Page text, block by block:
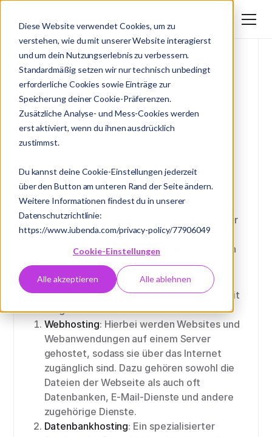
Diese Website verwendet Cookies, um zu
verstehen, wie du mit unserer Website interagierst
und um dein Nutzungserlebnis zu verbessern.
Standardmäßig setzen wir nur technisch unbedingt
erforderliche Cookies sowie Einträge zur
Speicherung deiner Cookie-Präferenzen.
Zusätzliche Analyse- und Mess-Cookies werden
erst aktiviert, wenn du ihnen ausdrücklich
zustimmst.
Du kannst deine Cookie-Einstellungen jederzeit
über den Button am unteren Rand der Seite ändern.
Weitere Informationen findest du in unserer
Datenschutzrichtlinie:
https://www.iubenda.com/privacy-policy/77906049
Cookie-Einstellungen
Alle akzeptieren Alle ablehnen
DE
EN
Glossar/ Hosting
Hosting
Hosting bezeichnet den Prozess, bei dem
Dienste auf einem Server bereitgestellt
werden, sodass sie über das Internet
zugänglich sind. Im Wesentlichen ermöglicht
Hosting, dass Informationen, Webseiten oder
Webanwendungen im Internet veröffentlicht
und von Nutzern weltweit abgerufen werden
können.
Einige wichtige Punkte im Zusammenhang mit
Hosting sind:
Webhosting: Hierbei werden Websites und
Webanwendungen auf einem Server
gehostet, sodass sie über das Internet
zugänglich sind. Dazu gehören sowohl die
Dateien der Webseite als auch oft
Datenbanken, E-Mail-Dienste und andere
zugehörige Dienste.
Datenbankhosting: Ein spezialisierter